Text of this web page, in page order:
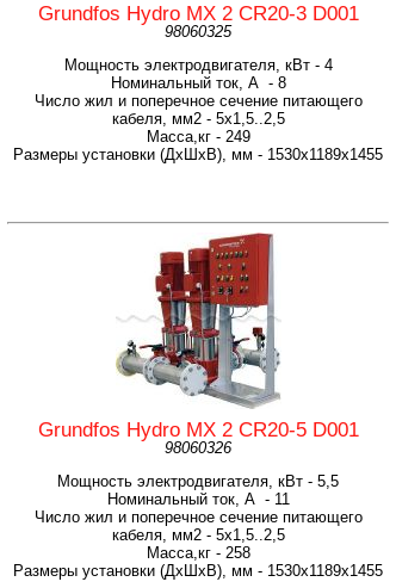
Grundfos Hydro MX 2 CR20-3 D001
98060325
Мощность электродвигателя, кВт - 4
Номинальный ток, А - 8
Число жил и поперечное сечение питающего
кабеля, мм2 - 5х1,5..2,5
Масса,кг - 249
Размеры установки (ДхШхВ), мм - 1530х1189х1455
Grundfos Hydro MX 2 CR20-5 D001
98060326
Мощность электродвигателя, кВт - 5,5
Номинальный ток, А - 11
Число жил и поперечное сечение питающего
кабеля, мм2 - 5х1,5..2,5
Масса,кг - 258
Размеры установки (ДхШхВ), мм - 1530х1189х1455